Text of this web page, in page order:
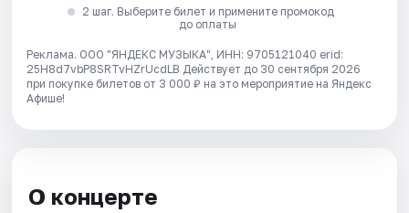
2 шаг. Выберите билет и примените промокод
до оплаты
Реклама. ООО "ЯНДЕКС МУЗЫКА", ИНН: 9705121040 erid:
25H8d7vbP8SRTvHZrUcdLB Действует до 30 сентября 2026
при покупке билетов от 3 000 ₽ на это мероприятие на Яндекс
Афише!
О концерте